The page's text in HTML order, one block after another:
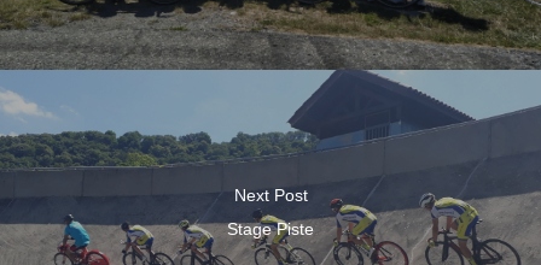
Next Post
Stage Piste